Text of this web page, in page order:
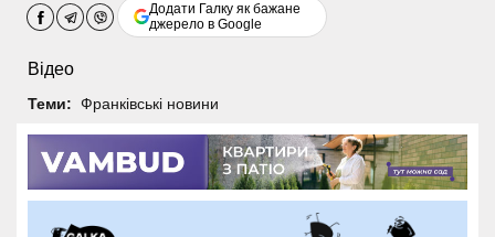
Додати Галку як бажане
джерело в Google
Відео
Теми: Франківські новини